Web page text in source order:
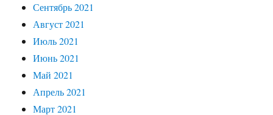
Сентябрь 2021
Август 2021
Июль 2021
Июнь 2021
Май 2021
Апрель 2021
Март 2021